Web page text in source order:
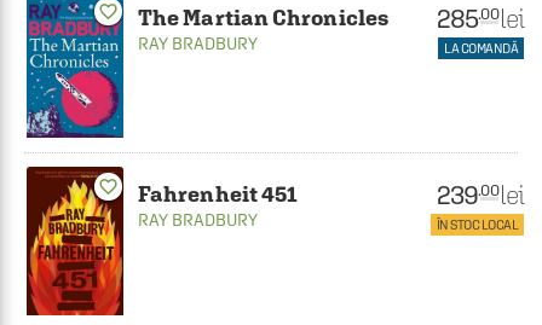
favorite_border The Martian Chronicles
RAY BRADBURY
285.00 lei
LA COMANDĂ
favorite_border Fahrenheit 451
RAY BRADBURY
239.00 lei
ÎN STOC LOCAL